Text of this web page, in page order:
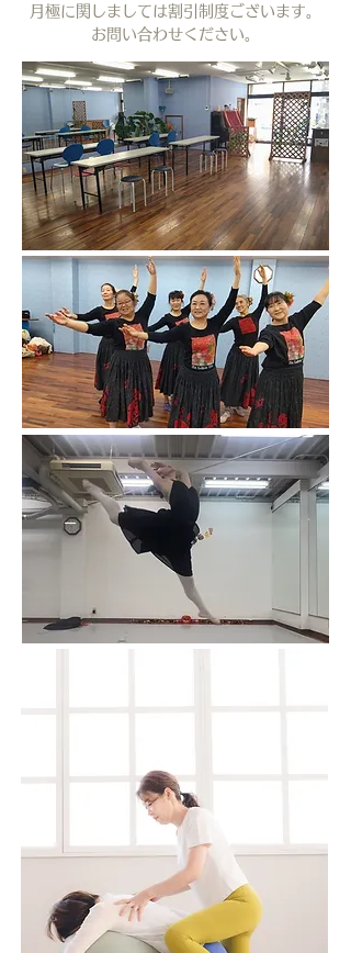
月極に関しましては割引制度ございます。
お問い合わせください。